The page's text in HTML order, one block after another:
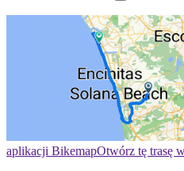
aplikacji BikemapOtwórz tę trasę